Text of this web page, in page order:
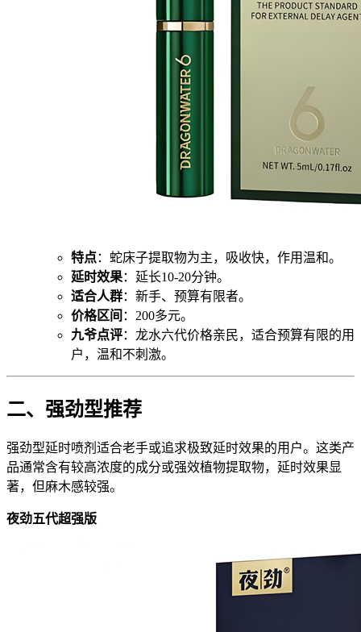
特点：蛇床子提取物为主，吸收快，作用温和。
延时效果：延长10-20分钟。
适合人群：新手、预算有限者。
价格区间 ：200多元。
九爷点评：龙水六代价格亲民，适合预算有限的用
户，温和不刺激。
二、强劲型推荐
强劲型延时喷剂适合老手或追求极致延时效果的用户。这类产
品通常含有较高浓度的成分或强效植物提取物，延时效果显
著，但麻木感较强。
夜劲五代超强版